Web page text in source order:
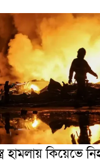
হামলায় কিয়েভে